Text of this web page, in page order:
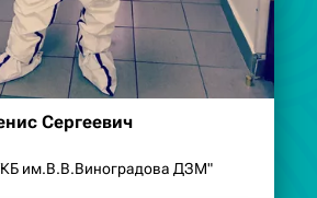
Сергеевич
им.В.В.Виноградова ДЗМ"